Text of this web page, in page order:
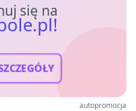
się na
autopromocja